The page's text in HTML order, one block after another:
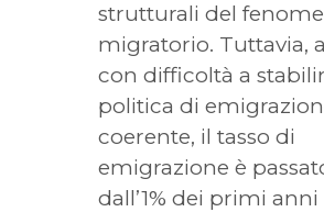
strutturali del
migratorio. Tuttavia,
con difficoltà a
politica di
coerente, il tasso di
emigrazione è
dall’1% dei primi anni